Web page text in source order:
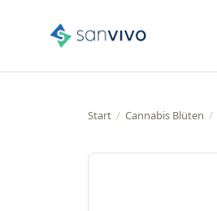
Start / Cannabis Blüten /